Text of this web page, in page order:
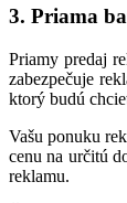
3. Priama
Priamy predaj
zabezpečuje
ktorý budú
Vašu ponuku
cenu na určitú
reklamu.